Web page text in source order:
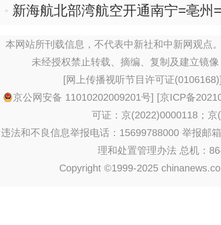
新海航北部湾航空开通南宁=亳州
本网站所刊载信息，不代表中新社和中新网观点
未经授权禁止转载、摘编、复制及建立镜
[网上传播视听节目许可证(0106168)
京公网安备 11010202009201号] [京ICP备
可证：京(2022)0000118；京
违法和不良信息举报电话：15699788000 举报邮
理和处置管理办法 总机：
Copyright ©1999-2025